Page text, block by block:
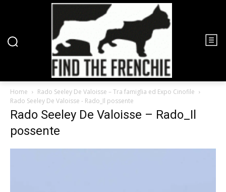
Home
Rado Seeley De Valoisse – Tra famiglia ed Expo Cinofile
Rado Seeley De Valoisse - Rado_Il possente
Rado Seeley De Valoisse – Rado_Il
possente